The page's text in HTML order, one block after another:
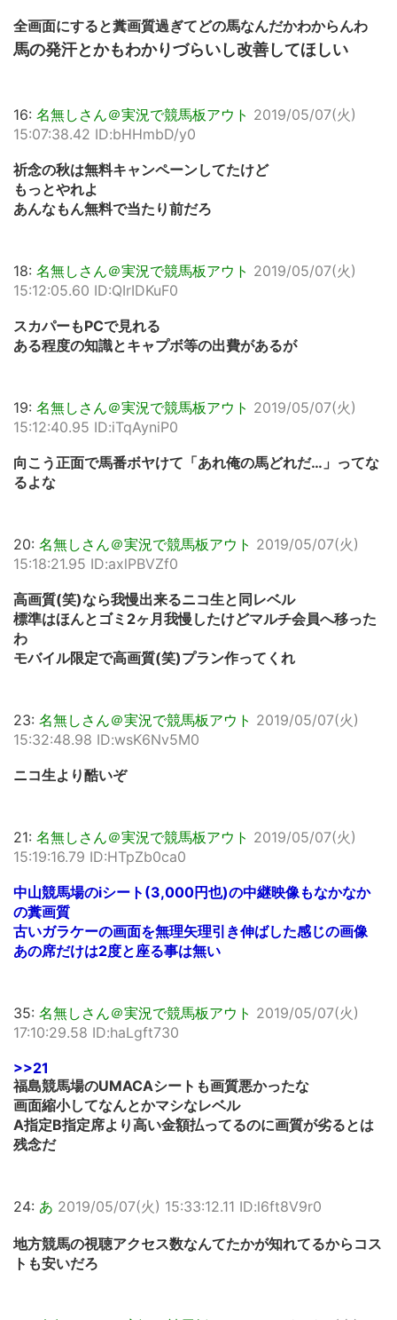
全画面にすると糞画質過ぎてどの馬なんだかわからんわ
馬の発汗とかもわかりづらいし改善してほしい
16: 名無しさん＠実況で競馬板アウト 2019/05/07(火)
15:07:38.42 ID:bHHmbD/y0
祈念の秋は無料キャンペーンしてたけど
もっとやれよ
あんなもん無料で当たり前だろ
18: 名無しさん＠実況で競馬板アウト 2019/05/07(火)
15:12:05.60 ID:QIrIDKuF0
スカパーもPCで見れる
ある程度の知識とキャプボ等の出費があるが
19: 名無しさん＠実況で競馬板アウト 2019/05/07(火)
15:12:40.95 ID:iTqAyniP0
向こう正面で馬番ボヤけて「あれ俺の馬どれだ…」ってな
るよな
20: 名無しさん＠実況で競馬板アウト 2019/05/07(火)
15:18:21.95 ID:axlPBVZf0
高画質(笑)なら我慢出来るニコ生と同レベル
標準はほんとゴミ2ヶ月我慢したけどマルチ会員へ移った
わ
モバイル限定で高画質(笑)プラン作ってくれ
23: 名無しさん＠実況で競馬板アウト 2019/05/07(火)
15:32:48.98 ID:wsK6Nv5M0
ニコ生より酷いぞ
21: 名無しさん＠実況で競馬板アウト 2019/05/07(火)
15:19:16.79 ID:HTpZb0ca0
中山競馬場のiシート(3,000円也)の中継映像もなかなか
の糞画質
古いガラケーの画面を無理矢理引き伸ばした感じの画像
あの席だけは2度と座る事は無い
35: 名無しさん＠実況で競馬板アウト 2019/05/07(火)
17:10:29.58 ID:haLgft730
>>21
福島競馬場のUMACAシートも画質悪かったな
画面縮小してなんとかマシなレベル
A指定B指定席より高い金額払ってるのに画質が劣るとは
残念だ
24: あ 2019/05/07(火) 15:33:12.11 ID:l6ft8V9r0
地方競馬の視聴アクセス数なんてたかが知れてるからコス
トも安いだろ